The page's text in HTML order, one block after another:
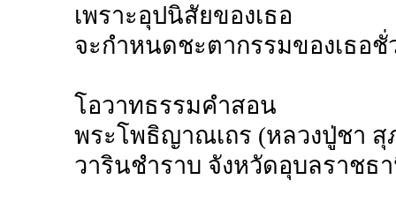
เพราะอุปนิสัยของเธอ
จะกำหนดชะตากรรมของเธอชั่
โอวาทธรรมคำสอน
พระโพธิญาณเถร (หลวงปู่ชา สุ
วารินชำราบ จังหวัดอุบลราชธ